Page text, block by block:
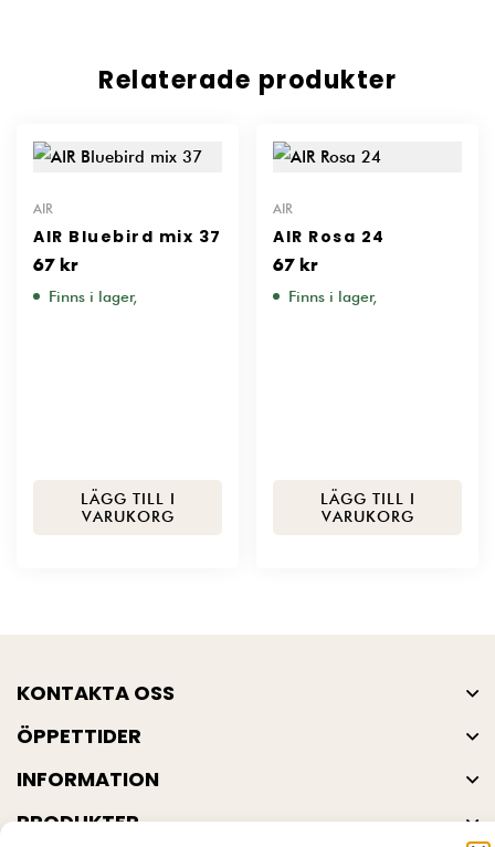
Relaterade produkter
AIR
AIR Bluebird mix 37
67 kr
Finns i lager,
LÄGG TILL I
VARUKORG
AIR
AIR Rosa 24
67 kr
Finns i lager,
LÄGG TILL I
VARUKORG
KONTAKTA OSS
ÖPPETTIDER
INFORMATION
PRODUKTER